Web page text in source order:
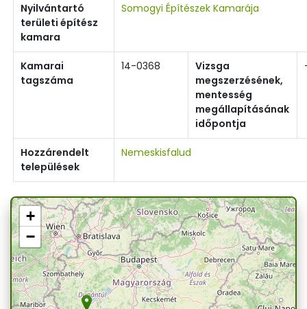
Nyilvántartó
területi építész
kamara
Somogyi Építészek Kamarája
Kamarai
tagszáma
14-0368
Vizsga
megszerzésének,
mentesség
megállapításának
időpontja
Hozzárendelt
települések
Nemeskisfalud
+
−